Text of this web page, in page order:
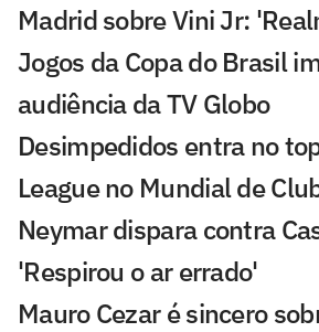
Madrid sobre Vini Jr:
Jogos da Copa do Brasil
audiência da TV Globo
Desimpedidos entra no
League no Mundial de
Neymar dispara contra
'Respirou o ar errado'
Mauro Cezar é sincero